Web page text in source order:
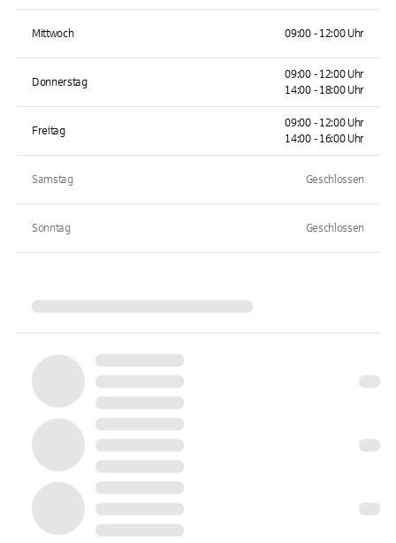
Mittwoch 09:00 - 12:00 Uhr
Donnerstag
09:00 - 12:00 Uhr
14:00 - 18:00 Uhr
Freitag
09:00 - 12:00 Uhr
14:00 - 16:00 Uhr
Samstag Geschlossen
Sonntag Geschlossen